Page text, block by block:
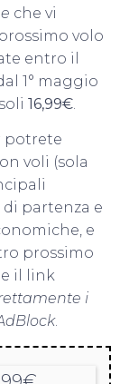
che vi
volo
entro il
1° maggio
16,99€.
potrete
voli (sola
partenza e
e
prossimo
il link
i
.